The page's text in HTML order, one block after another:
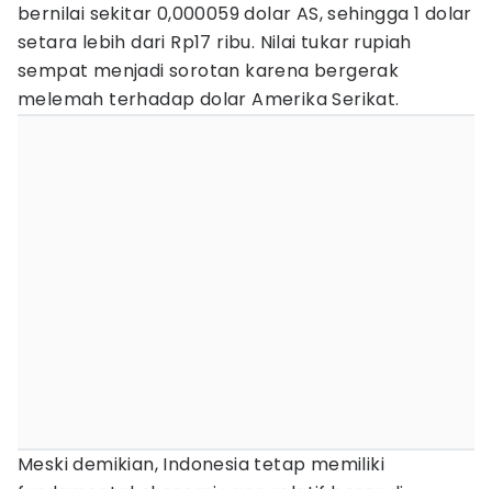
bernilai sekitar 0,000059 dolar AS, sehingga 1 dolar
setara lebih dari Rp17 ribu. Nilai tukar rupiah
sempat menjadi sorotan karena bergerak
melemah terhadap dolar Amerika Serikat.
Meski demikian, Indonesia tetap memiliki